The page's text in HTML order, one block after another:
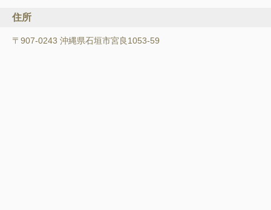
住所
〒907-0243 沖縄県石垣市宮良1053-59